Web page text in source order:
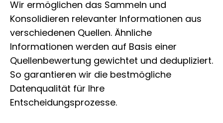
Wir ermöglichen das Sammeln und
Konsolidieren relevanter Informationen aus
verschiedenen Quellen. Ähnliche
Informationen werden auf Basis einer
Quellenbewertung gewichtet und dedupliziert.
So garantieren wir die bestmögliche
Datenqualität für Ihre
Entscheidungsprozesse.